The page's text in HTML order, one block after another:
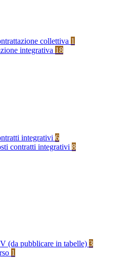
collettiva 1
integrativa 18
integrativi 6
contratti integrativi 8
(da pubblicare in tabelle) 3
1